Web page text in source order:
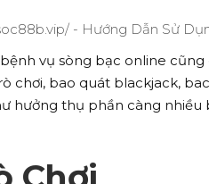
vụ sòng bạc online
chơi, bao quát blackjack,
hưởng thụ phần càng nhiều